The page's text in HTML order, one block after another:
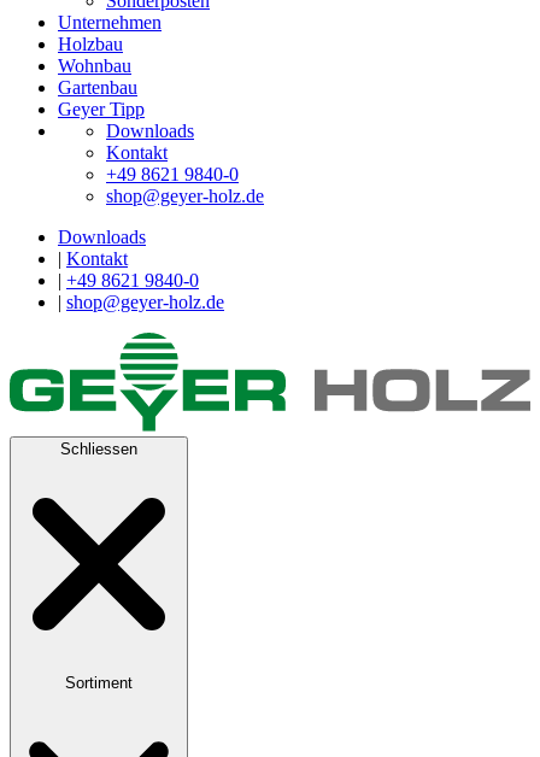
Unternehmen
Holzbau
Wohnbau
Gartenbau
Geyer Tipp
Downloads
Kontakt
+49 8621 9840-0
shop@geyer-holz.de
Downloads
| Kontakt
| +49 8621 9840-0
| shop@geyer-holz.de
Schliessen
Sortiment